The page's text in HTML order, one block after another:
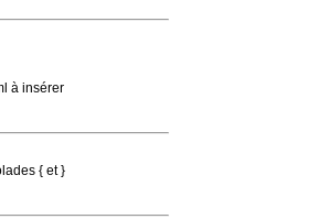
à insérer
{ et }